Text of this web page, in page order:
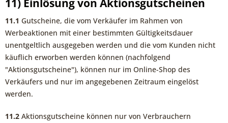
11) Einlösung von Aktionsgutscheinen
11.1 Gutscheine, die vom Verkäufer im Rahmen von
Werbeaktionen mit einer bestimmten Gültigkeitsdauer
unentgeltlich ausgegeben werden und die vom Kunden nicht
käuflich erworben werden können (nachfolgend
"Aktionsgutscheine"), können nur im Online-Shop des
Verkäufers und nur im angegebenen Zeitraum eingelöst
werden.
11.2 Aktionsgutscheine können nur von Verbrauchern